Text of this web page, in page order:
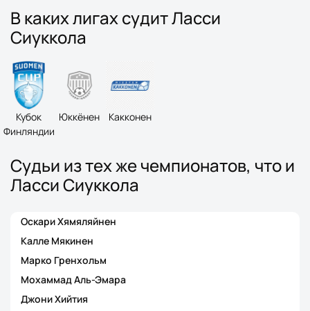
В каких лигах судит Ласси
Сиуккола
Кубок
Финляндии
Юккёнен Какконен
Судьи из тех же чемпионатов, что и
Ласси Сиуккола
Оскари Хямяляйнен
Калле Мякинен
Марко Гренхольм
Мохаммад Аль-Эмара
Джони Хийтия